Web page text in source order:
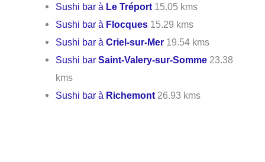
Sushi bar à Le Tréport 15.05 kms
Sushi bar à Flocques 15.29 kms
Sushi bar àCriel-sur-Mer 19.54 kms
Sushi barSaint-Valery-sur-Somme 23.38
kms
Sushi bar à Richemont 26.93 kms